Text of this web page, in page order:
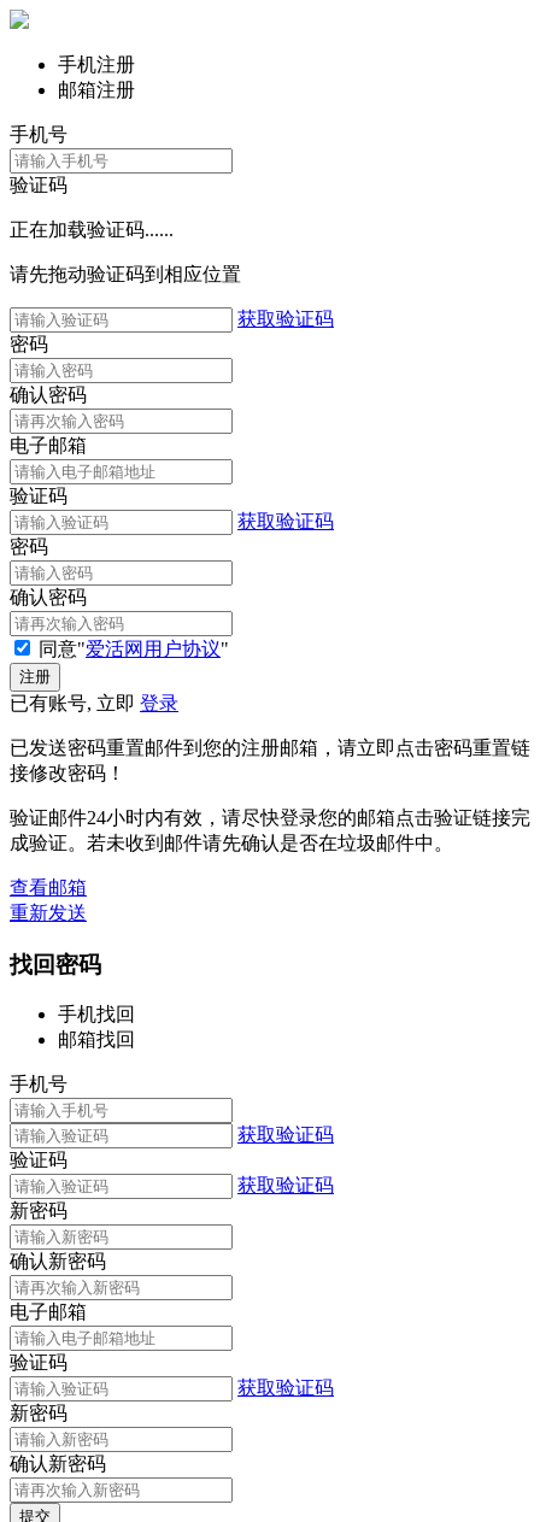
手机注册
邮箱注册
手机号
验证码
正在加载验证码......
请先拖动验证码到相应位置
获取验证码
密码
确认密码
电子邮箱
验证码
获取验证码
密码
确认密码
同意"爱活网用户协议"
已有账号, 立即 登录
已发送密码重置邮件到您的注册邮箱，请立即点击密码重置链
接修改密码！
验证邮件24小时内有效，请尽快登录您的邮箱点击验证链接完
成验证。若未收到邮件请先确认是否在垃圾邮件中。
查看邮箱
重新发送
找回密码
手机找回
邮箱找回
手机号
获取验证码
验证码
获取验证码
新密码
确认新密码
电子邮箱
验证码
获取验证码
新密码
确认新密码